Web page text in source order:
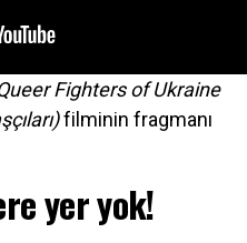
Fighters of Ukraine
filminin fragmanı
yer yok!